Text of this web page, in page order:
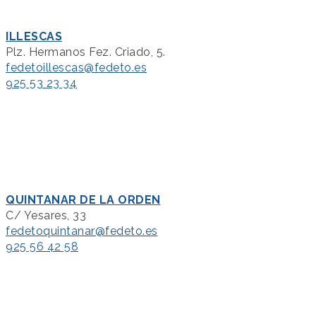
ILLESCAS
Plz. Hermanos Fez. Criado, 5.
fedetoillescas@fedeto.es
925 53 23 34
QUINTANAR DE LA ORDEN
C/ Yesares, 33
fedetoquintanar@fedeto.es
925 56 42 58